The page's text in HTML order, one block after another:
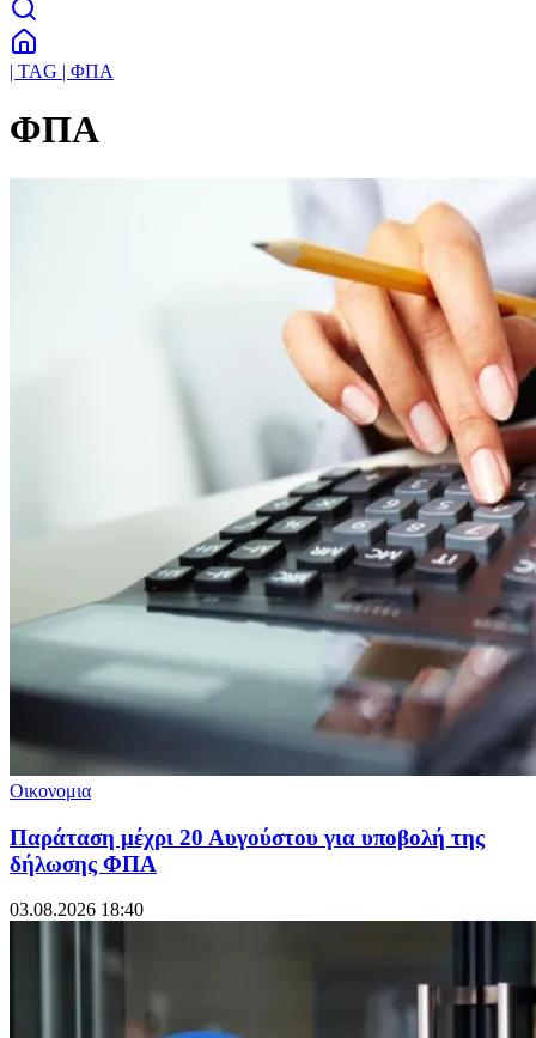
| TAG | ΦΠΑ
ΦΠΑ
Οικονομια
Παράταση μέχρι 20 Αυγούστου για υποβολή της
δήλωσης ΦΠΑ
03.08.2026 18:40